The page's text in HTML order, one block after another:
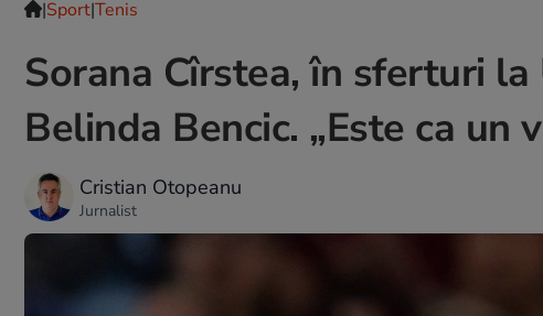
|Sport|Tenis
Sorana Cîrstea, în sferturi
Belinda Bencic. „Este ca un
Cristian Otopeanu
Jurnalist